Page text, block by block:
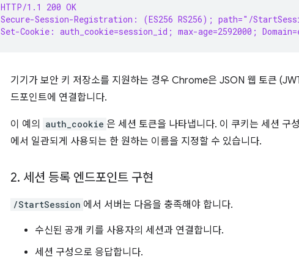
HTTP/1.1 200 OK
Secure-Session-Registration: (ES256 RS256); path="/
Set-Cookie: auth_cookie=session_id; max-age=2592000;
기기가 보안 키 저장소를 지원하는 경우 Chrome은 JSON 웹 토큰
드포인트에 연결합니다.
이 예의 auth_cookie 은 세션 토큰을 나타냅니다. 이 쿠키는 세션 구
에서 일관되게 사용되는 한 원하는 이름을 지정할 수 있습니다.
2. 세션 등록 엔드포인트 구현
/StartSession 에서 서버는 다음을 충족해야 합니다.
수신된 공개 키를 사용자의 세션과 연결합니다.
세션 구성으로 응답합니다.